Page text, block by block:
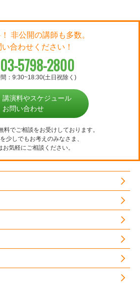
非公開の講師も多数。
い合わせください！
03-5798-2800
：9:30~18:30(土日祝除く)
講演料やスケジュール
お問い合わせ
料でご相談をお受けしております。
少しでもお考えのみなさま、
お気軽にご相談ください。